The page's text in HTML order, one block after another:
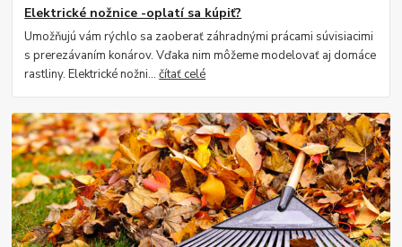
Elektrické nožnice -oplatí sa kúpiť?
Umožňujú vám rýchlo sa zaoberať záhradnými prácami súvisiacimi
s prerezávaním konárov. Vďaka nim môžeme modelovať aj domáce
rastliny. Elektrické nožni...čítať celé